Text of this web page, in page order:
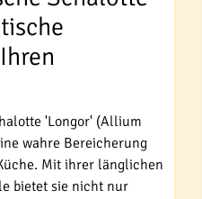
'Longor' (Allium
wahre Bereicherung
Mit ihrer länglichen
bietet sie nicht nur